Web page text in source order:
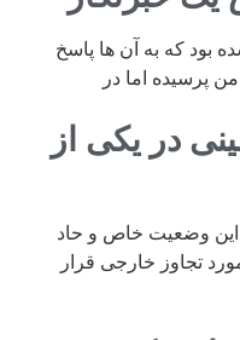
بود که به آن ها پاسخ
پرسیده اما در
در یکی از
این وضعیت خاص و حاد
تجاوز خارجی قرار